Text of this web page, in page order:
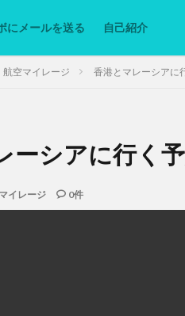
にメールを送る 自己紹介
航空マイレージ 香港とマレーシアに
ーシアに行く
イレージ 0件
カテゴリー
Ninjatrader PC